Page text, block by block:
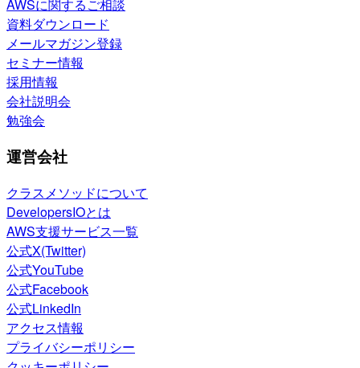
AWSに関するご相談
資料ダウンロード
メールマガジン登録
セミナー情報
採用情報
会社説明会
勉強会
運営会社
クラスメソッドについて
DevelopersIOとは
AWS支援サービス一覧
公式X(Twitter)
公式YouTube
公式Facebook
公式LinkedIn
アクセス情報
プライバシーポリシー